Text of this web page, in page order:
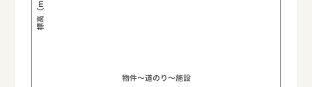
標高（m）
物件〜道のり〜施設